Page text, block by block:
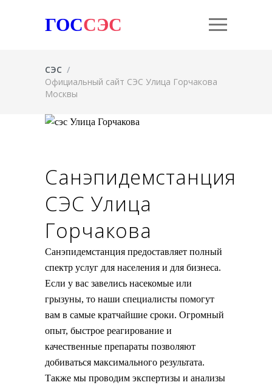
ГОССЭС
СЭС /
Официальный сайт СЭС Улица Горчакова
Москвы
Санэпидемстанция
СЭС Улица
Горчакова
Санэпидемстанция предоставляет полный
спектр услуг для населения и для бизнеса.
Если у вас завелись насекомые или
грызуны, то наши специалисты помогут
вам в самые кратчайшие сроки. Огромный
опыт, быстрое реагирование и
качественные препараты позволяют
добиваться максимального результата.
Также мы проводим экспертизы и анализы